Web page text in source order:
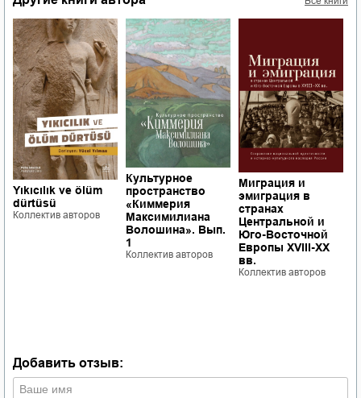
Yıkıcılık ve ölüm
dürtüsü
Коллектив авторов
Культурное
пространство
«Киммерия
Максимилиана
Волошина». Вып.
1
Коллектив авторов
Миграция и
эмиграция в
странах
Центральной и
Юго-Восточной
Европы XVIII-XX
вв.
Коллектив авторов
Добавить отзыв: